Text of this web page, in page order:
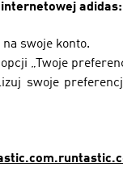
adidas:
swoje konto.
„Twoje
swoje